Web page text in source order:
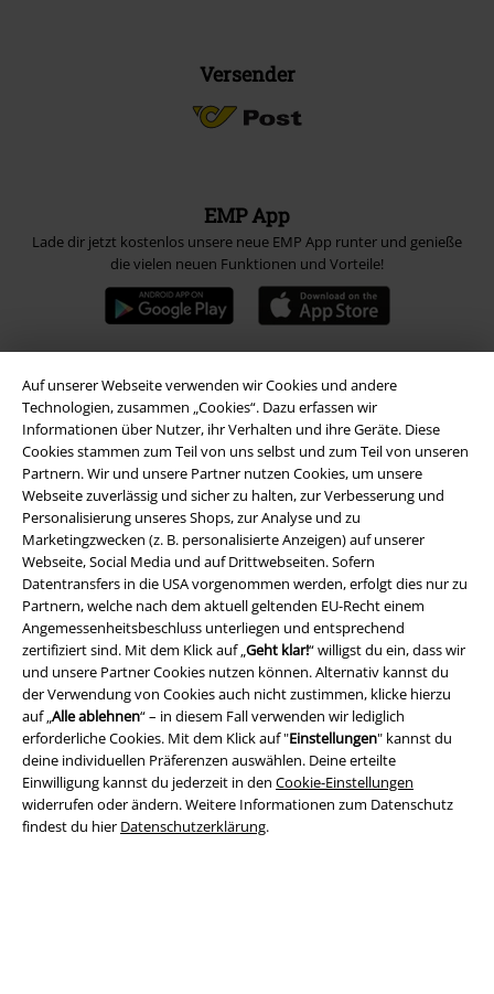
Auf unserer Webseite verwenden wir Cookies und andere
Technologien, zusammen „Cookies“. Dazu erfassen wir
Informationen über Nutzer, ihr Verhalten und ihre Geräte. Diese
Cookies stammen zum Teil von uns selbst und zum Teil von unseren
Partnern. Wir und unsere Partner nutzen Cookies, um unsere
Webseite zuverlässig und sicher zu halten, zur Verbesserung und
Personalisierung unseres Shops, zur Analyse und zu
Marketingzwecken (z. B. personalisierte Anzeigen) auf unserer
Webseite, Social Media und auf Drittwebseiten. Sofern
Datentransfers in die USA vorgenommen werden, erfolgt dies nur zu
Partnern, welche nach dem aktuell geltenden EU-Recht einem
Angemessenheitsbeschluss unterliegen und entsprechend
zertifiziert sind. Mit dem Klick auf „ Geht klar!“ willigst du ein, dass wir
und unsere Partner Cookies nutzen können. Alternativ kannst du
der Verwendung von Cookies auch nicht zustimmen, klicke hierzu
auf „ Alle ablehnen“ – in diesem Fall verwenden wir lediglich
erforderliche Cookies. Mit dem Klick auf "Einstellungen" kannst du
deine individuellen Präferenzen auswählen. Deine erteilte
Einwilligung kannst du jederzeit in den Cookie-Einstellungen
widerrufen oder ändern. Weitere Informationen zum Datenschutz
findest du hier Datenschutzerklärung.
Versender
EMP App
Lade dir jetzt kostenlos unsere neue EMP App runter und genieße
die vielen neuen Funktionen und Vorteile!
A Warner Music Group Company
Rechtliches
AGB
Impressum